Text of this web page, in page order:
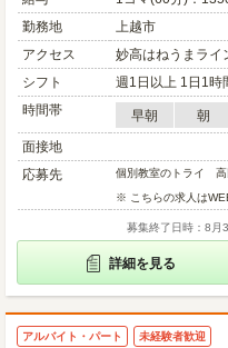
勤務地
上越市
アクセス
妙高はねうまライ
シフト
週1日以上 1日1時
時間帯
早朝 朝
面接地
応募先
個別教室のトライ 高
※ こちらの求人は
募集終了日時：8月
詳細を見る
アルバイト・パート 未経験者歓迎